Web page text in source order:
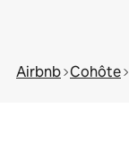
Airbnb Cohôte